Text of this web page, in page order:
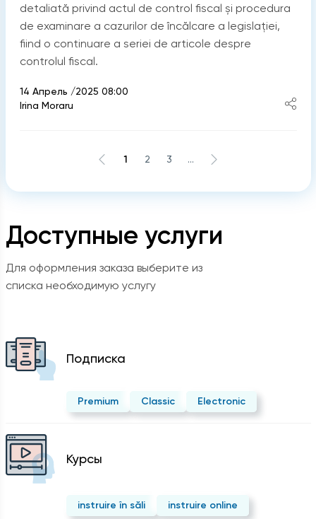
Доступные услуги
Для оформления заказа выберите из
списка необходимую услугу
Подписка
Premium Classic Electronic
Курсы
instruire în săli instruire online
detaliată privind actul de control fiscal și procedura
de examinare a cazurilor de încălcare a legislației,
fiind o continuare a seriei de articole despre
controlul fiscal.
14 Апрель /2025 08:00
Irina Moraru
1 2 3 ...